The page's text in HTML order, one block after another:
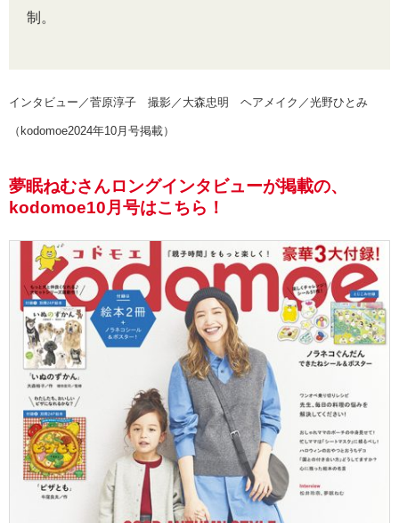
制。
インタビュー／菅原淳子 撮影／大森忠明 ヘアメイク／光野ひとみ
（kodomoe2024年10月号掲載）
夢眠ねむさんロングインタビューが掲載の、
kodomoe10月号はこちら！